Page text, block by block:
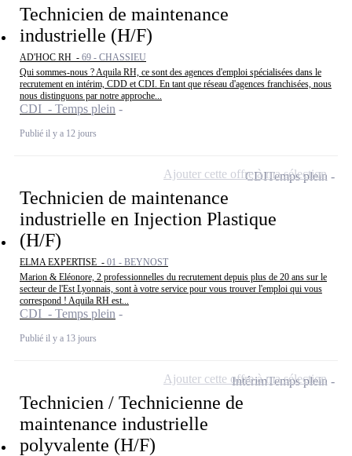
Technicien de maintenance
industrielle (H/F)
AD'HOC RH - 69 - CHASSIEU
Qui sommes-nous ? Aquila RH, ce sont des agences d'emploi spécialisées dans le
recrutement en intérim, CDD et CDI. En tant que réseau d'agences franchisées, nous
nous distinguons par notre approche...
CDI - Temps plein
Publié il y a 12 jours
Technicien de maintenance
industrielle en Injection Plastique
(H/F)
ELMA EXPERTISE - 01 - BEYNOST
Marion & Eléonore, 2 professionnelles du recrutement depuis plus de 20 ans sur le
secteur de l'Est Lyonnais, sont à votre service pour vous trouver l'emploi qui vous
correspond ! Aquila RH est...
CDI - Temps plein
Publié il y a 13 jours
CDITemps plein
Ajouter cette offre à ma sélection
Technicien / Technicienne de
maintenance industrielle
polyvalente (H/F)
IntérimTemps plein
Ajouter cette offre à ma sélection